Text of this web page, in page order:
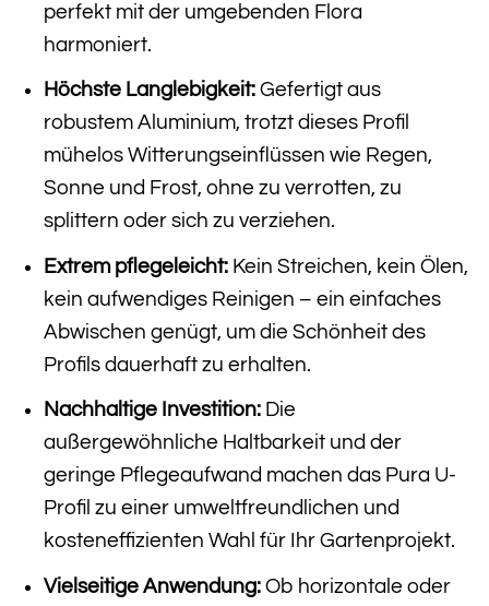
perfekt mit der umgebenden Flora
harmoniert.
Höchste Langlebigkeit:Gefertigt aus
robustem Aluminium, trotzt dieses Profil
mühelos Witterungseinflüssen wie Regen,
Sonne und Frost, ohne zu verrotten, zu
splittern oder sich zu verziehen.
Extrem pflegeleicht:Kein Streichen, kein Ölen,
kein aufwendiges Reinigen – ein einfaches
Abwischen genügt, um die Schönheit des
Profils dauerhaft zu erhalten.
Nachhaltige Investition:Die
außergewöhnliche Haltbarkeit und der
geringe Pflegeaufwand machen das Pura U-
Profil zu einer umweltfreundlichen und
kosteneffizienten Wahl für Ihr Gartenprojekt.
Vielseitige Anwendung:Ob horizontale oder